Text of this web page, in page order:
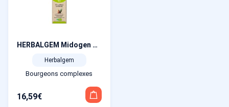
HERBALGEM Midogen Confort GC24 Bio 30 ml
Herbalgem
Bourgeons complexes
16,59€